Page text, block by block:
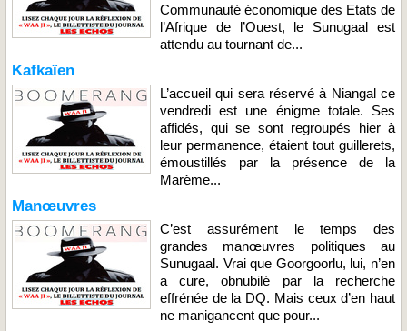
Communauté économique des Etats de
l’Afrique de l’Ouest, le Sunugaal est
attendu au tournant de...
Kafkaïen
L’accueil qui sera réservé à Niangal ce
vendredi est une énigme totale. Ses
affidés, qui se sont regroupés hier à
leur permanence, étaient tout guillerets,
émoustillés par la présence de la
Marème...
Manœuvres
C’est assurément le temps des
grandes manœuvres politiques au
Sunugaal. Vrai que Goorgoorlu, lui, n’en
a cure, obnubilé par la recherche
effrénée de la DQ. Mais ceux d’en haut
ne manigancent que pour...